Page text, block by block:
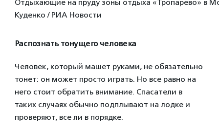
Отдыхающие на пруду зоны отдыха «Тропарево» в
Куденко / РИА Новости
Распознать тонущего человека
Человек, который машет руками, не обязательно
тонет: он может просто играть. Но все равно на
него стоит обратить внимание. Спасатели в
таких случаях обычно подплывают на лодке и
проверяют, все ли в порядке.